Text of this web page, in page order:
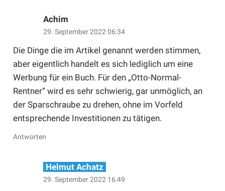
Achim
29. September 2022 06:34
Die Dinge die im Artikel genannt werden stimmen,
aber eigentlich handelt es sich lediglich um eine
Werbung für ein Buch. Für den „Otto-Normal-
Rentner“ wird es sehr schwierig, gar unmöglich, an
der Sparschraube zu drehen, ohne im Vorfeld
entsprechende Investitionen zu tätigen.
Antworten
Helmut Achatz
29. September 2022 16:49